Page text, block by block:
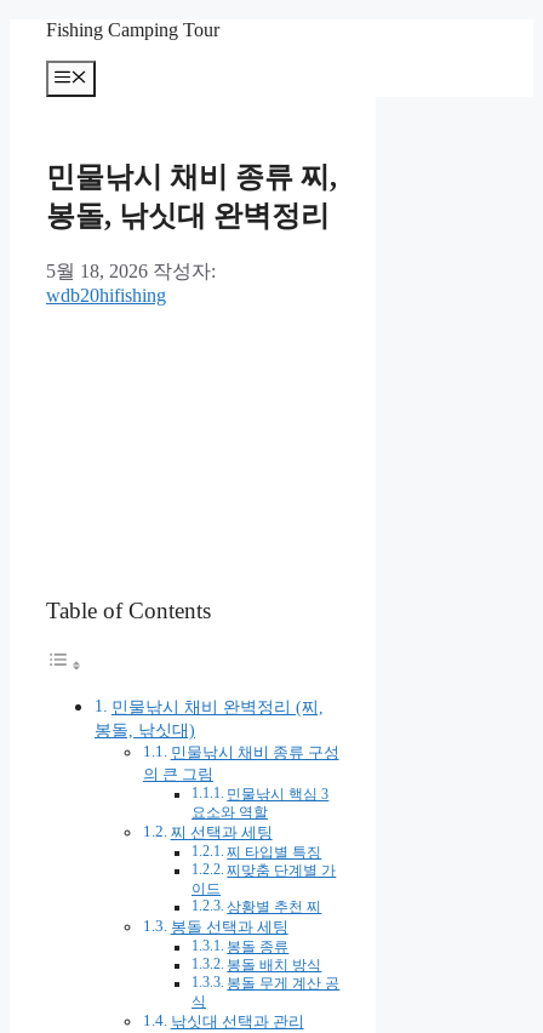
Fishing Camping Tour
메
뉴
민물낚시 채비 종류 찌,
봉돌, 낚싯대 완벽정리
5월 18, 2026 작성자:
wdb20hifishing
Table of Contents
민물낚시 채비 완벽정리 (찌,
봉돌, 낚싯대)
민물낚시 채비 종류 구성
의 큰 그림
민물낚시 핵심 3
요소와 역할
찌 선택과 세팅
찌 타입별 특징
찌맞춤 단계별 가
이드
상황별 추천 찌
봉돌 선택과 세팅
봉돌 종류
봉돌 배치 방식
봉돌 무게 계산 공
식
낚싯대 선택과 관리